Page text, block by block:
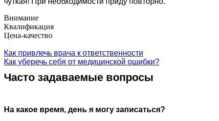
Внимание
Квалификация
Цена-качество
Как привлечь врача к ответственности
Как уберечь себя от медицинской ошибки?
Часто задаваемые вопросы
На какое время, день я могу записаться?